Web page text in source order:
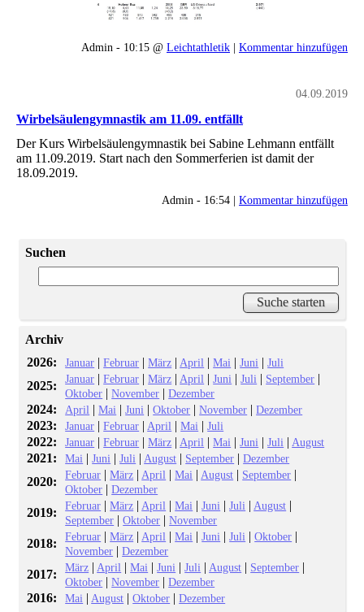
Admin - 10:15 @ Leichtathletik | Kommentar hinzufügen
04.09.2019
Wirbelsäulengymnastik am 11.09. entfällt
Der Kurs Wirbelsäulengymnastik bei Sabine Lehmann entfällt
am 11.09.2019. Start nach den Sommerferien ist damit der
18.09.2019.
Admin - 16:54 | Kommentar hinzufügen
Suchen
Archiv
2026:
Januar |Februar |März | April |Mai |Juni |Juli
2025: Januar |Februar |März | April |Juni |Juli | September |
Oktober |November |Dezember
2024: April |Mai |Juni |Oktober |November |Dezember
2023: Januar |Februar | April |Mai |Juli
2022: Januar |Februar |März | April |Mai |Juni |Juli | August
2021: Mai |Juni |Juli | August | September |Dezember
2020: Februar |März | April |Mai | August | September |
Oktober |Dezember
2019: Februar |März | April |Mai |Juni |Juli | August |
September |Oktober |November
2018: Februar |März | April |Mai |Juni |Juli |Oktober |
November |Dezember
2017: März | April |Mai |Juni |Juli | August | September |
Oktober |November |Dezember
2016: Mai | August |Oktober |Dezember